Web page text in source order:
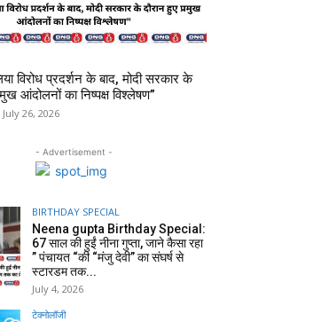
विरोध प्रदर्शन के बाद, मोदी सरकार के
आंदोलनों का निष्पक्ष विश्लेषण”
July 26, 2026
- Advertisement -
BIRTHDAY SPECIAL
Neena gupta Birthday Special:
67 साल की हुईं नीना गुप्ता, जाने कैसा रहा
” पंचायत “की “मंजु देवी” का संघर्ष से
स्टारडम तक...
July 4, 2026
टेक्नोलॉजी